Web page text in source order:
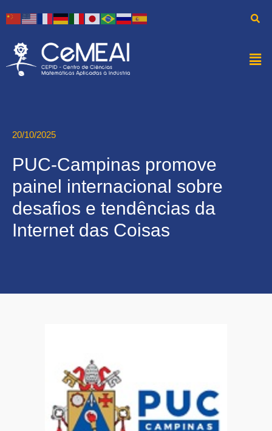
20/10/2025
PUC-Campinas promove
painel internacional sobre
desafios e tendências da
Internet das Coisas